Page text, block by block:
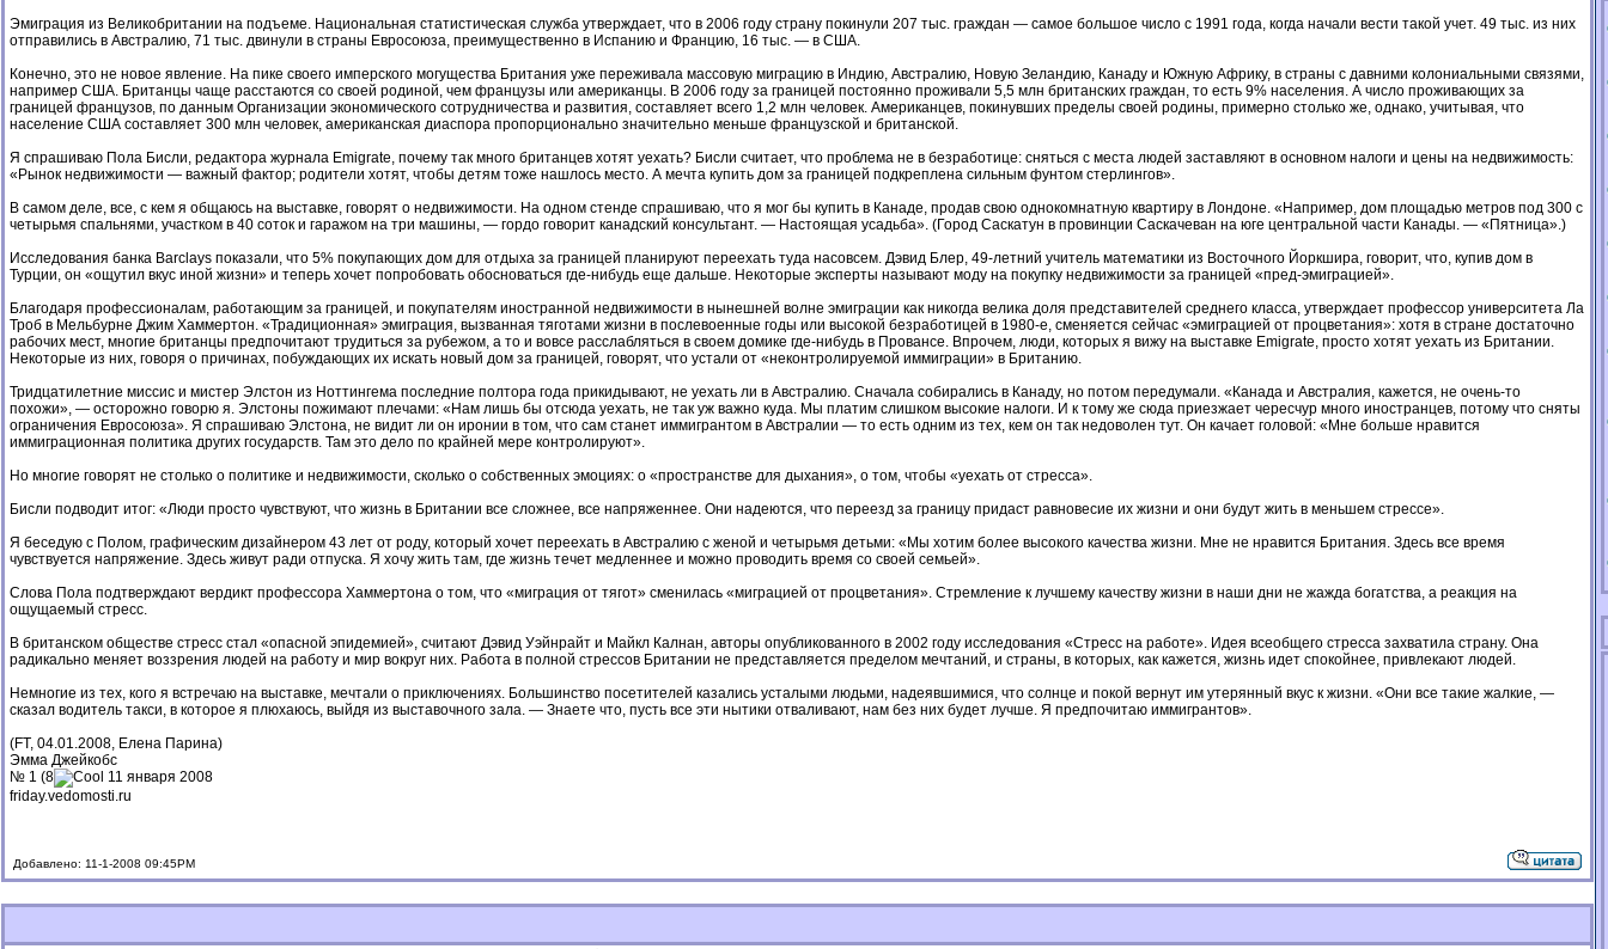
Эмиграция из Великобритании на подъеме. Национальная статистическая служба утверждает, что в 2006 году страну покинули 207 тыс. граждан — самое большое число с 1991 года, когда начали вести такой учет. 49 тыс. из них
отправились в Австралию, 71 тыс. двинули в страны Евросоюза, преимущественно в Испанию и Францию, 16 тыс. — в США.
Конечно, это не новое явление. На пике своего имперского могущества Британия уже переживала массовую миграцию в Индию, Австралию, Новую Зеландию, Канаду и Южную Африку, в страны с давними колониальными связями,
например США. Британцы чаще расстаются со своей родиной, чем французы или американцы. В 2006 году за границей постоянно проживали 5,5 млн британских граждан, то есть 9% населения. А число проживающих за
границей французов, по данным Организации экономического сотрудничества и развития, составляет всего 1,2 млн человек. Американцев, покинувших пределы своей родины, примерно столько же, однако, учитывая, что
население США составляет 300 млн человек, американская диаспора пропорционально значительно меньше французской и британской.
Я спрашиваю Пола Бисли, редактора журнала Emigrate, почему так много британцев хотят уехать? Бисли считает, что проблема не в безработице: сняться с места людей заставляют в основном налоги и цены на недвижимость:
«Рынок недвижимости — важный фактор; родители хотят, чтобы детям тоже нашлось место. А мечта купить дом за границей подкреплена сильным фунтом стерлингов».
В самом деле, все, с кем я общаюсь на выставке, говорят о недвижимости. На одном стенде спрашиваю, что я мог бы купить в Канаде, продав свою однокомнатную квартиру в Лондоне. «Например, дом площадью метров под 300 с
четырьмя спальнями, участком в 40 соток и гаражом на три машины, — гордо говорит канадский консультант. — Настоящая усадьба». (Город Саскатун в провинции Саскачеван на юге центральной части Канады. — «Пятница».)
Исследования банка Barclays показали, что 5% покупающих дом для отдыха за границей планируют переехать туда насовсем. Дэвид Блер, 49-летний учитель математики из Восточного Йоркшира, говорит, что, купив дом в
Турции, он «ощутил вкус иной жизни» и теперь хочет попробовать обосноваться где-нибудь еще дальше. Некоторые эксперты называют моду на покупку недвижимости за границей «пред-эмиграцией».
Благодаря профессионалам, работающим за границей, и покупателям иностранной недвижимости в нынешней волне эмиграции как никогда велика доля представителей среднего класса, утверждает профессор университета Ла
Троб в Мельбурне Джим Хаммертон. «Традиционная» эмиграция, вызванная тяготами жизни в послевоенные годы или высокой безработицей в 1980-е, сменяется сейчас «эмиграцией от процветания»: хотя в стране достаточно
рабочих мест, многие британцы предпочитают трудиться за рубежом, а то и вовсе расслабляться в своем домике где-нибудь в Провансе. Впрочем, люди, которых я вижу на выставке Emigrate, просто хотят уехать из Британии.
Некоторые из них, говоря о причинах, побуждающих их искать новый дом за границей, говорят, что устали от «неконтролируемой иммиграции» в Британию.
Тридцатилетние миссис и мистер Элстон из Ноттингема последние полтора года прикидывают, не уехать ли в Австралию. Сначала собирались в Канаду, но потом передумали. «Канада и Австралия, кажется, не очень-то
похожи», — осторожно говорю я. Элстоны пожимают плечами: «Нам лишь бы отсюда уехать, не так уж важно куда. Мы платим слишком высокие налоги. И к тому же сюда приезжает чересчур много иностранцев, потому что сняты
ограничения Евросоюза». Я спрашиваю Элстона, не видит ли он иронии в том, что сам станет иммигрантом в Австралии — то есть одним из тех, кем он так недоволен тут. Он качает головой: «Мне больше нравится
иммиграционная политика других государств. Там это дело по крайней мере контролируют».
Но многие говорят не столько о политике и недвижимости, сколько о собственных эмоциях: о «пространстве для дыхания», о том, чтобы «уехать от стресса».
Бисли подводит итог: «Люди просто чувствуют, что жизнь в Британии все сложнее, все напряженнее. Они надеются, что переезд за границу придаст равновесие их жизни и они будут жить в меньшем стрессе».
Я беседую с Полом, графическим дизайнером 43 лет от роду, который хочет переехать в Австралию с женой и четырьмя детьми: «Мы хотим более высокого качества жизни. Мне не нравится Британия. Здесь все время
чувствуется напряжение. Здесь живут ради отпуска. Я хочу жить там, где жизнь течет медленнее и можно проводить время со своей семьей».
Слова Пола подтверждают вердикт профессора Хаммертона о том, что «миграция от тягот» сменилась «миграцией от процветания». Стремление к лучшему качеству жизни в наши дни не жажда богатства, а реакция на
ощущаемый стресс.
В британском обществе стресс стал «опасной эпидемией», считают Дэвид Уэйнрайт и Майкл Калнан, авторы опубликованного в 2002 году исследования «Стресс на работе». Идея всеобщего стресса захватила страну. Она
радикально меняет воззрения людей на работу и мир вокруг них. Работа в полной стрессов Британии не представляется пределом мечтаний, и страны, в которых, как кажется, жизнь идет спокойнее, привлекают людей.
Немногие из тех, кого я встречаю на выставке, мечтали о приключениях. Большинство посетителей казались уста­лыми людьми, надеявшимися, что солнце и покой вернут им утерянный вкус к жизни. «Они все такие жалкие, —
сказал водитель такси, в которое я плюхаюсь, выйдя из выставочного зала. — Знаете что, пусть все эти нытики отваливают, нам без них будет лучше. Я предпочитаю иммигрантов».
(FT, 04.01.2008, Елена Парина)
Эмма Джейкобс
№ 1 (8
11 января 2008
friday.vedomosti.ru
Добавлено: 11-1-2008 09:45PM